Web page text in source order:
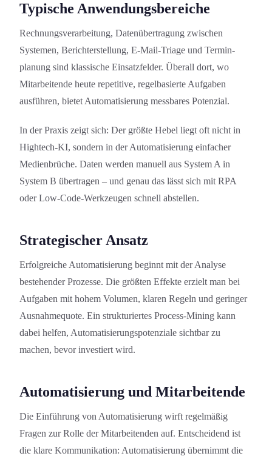
Typische Anwendungs­bereiche
Rechnungs­verarbeitung, Datenübertragung zwischen
Systemen, Berichterstellung, E-Mail-Triage und Termin­
planung sind klassische Einsatzfelder. Überall dort, wo
Mitarbeitende heute repetitive, regelbasierte Aufgaben
ausführen, bietet Automatisierung messbares Potenzial.
In der Praxis zeigt sich: Der größte Hebel liegt oft nicht in
Hightech-KI, sondern in der Automatisierung einfacher
Medienbrüche. Daten werden manuell aus System A in
System B übertragen – und genau das lässt sich mit RPA
oder Low-Code-Werkzeugen schnell abstellen.
Strategischer Ansatz
Erfolgreiche Automatisierung beginnt mit der Analyse
bestehender Prozesse. Die größten Effekte erzielt man bei
Aufgaben mit hohem Volumen, klaren Regeln und geringer
Ausnahmequote. Ein strukturiertes Process-Mining kann
dabei helfen, Automatisierungs­potenziale sichtbar zu
machen, bevor investiert wird.
Automatisierung und Mitarbeitende
Die Einführung von Automatisierung wirft regelmäßig
Fragen zur Rolle der Mitarbeitenden auf. Entscheidend ist
die klare Kommunikation: Automatisierung übernimmt die